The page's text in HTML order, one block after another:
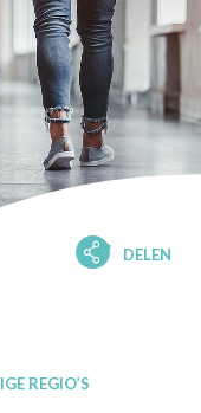
DELEN
REGIO’S